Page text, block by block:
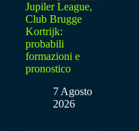
Jupiler League,
Club Brugge
Kortrijk:
probabili
formazioni e
pronostico
7 Agosto
2026